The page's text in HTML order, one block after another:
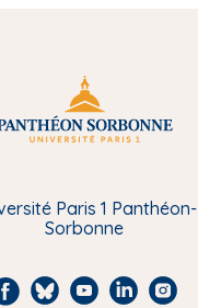
Paris 1 Panthéon-
Sorbonne